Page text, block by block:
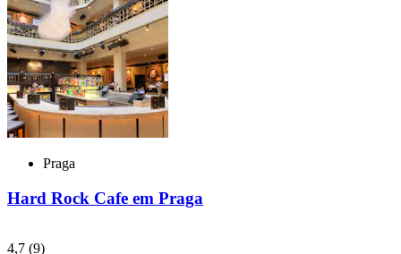
Praga
Hard Rock Cafe em Praga
4,7 (9)